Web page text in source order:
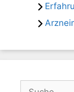
Suchen